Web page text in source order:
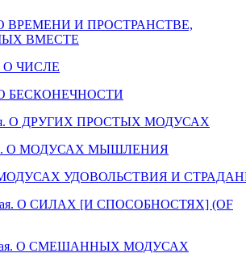
О ВРЕМЕНИ И ПРОСТРАНСТВЕ,
ВМЕСТЕ
О ЧИСЛЕ
О БЕСКОНЕЧНОСТИ
О ДРУГИХ ПРОСТЫХ МОДУСАХ
О МОДУСАХ МЫШЛЕНИЯ
О МОДУСАХ УДОВОЛЬСТВИЯ И
О СИЛАХ [И СПОСОБНОСТЯХ] (OF
О СМЕШАННЫХ МОДУСАХ